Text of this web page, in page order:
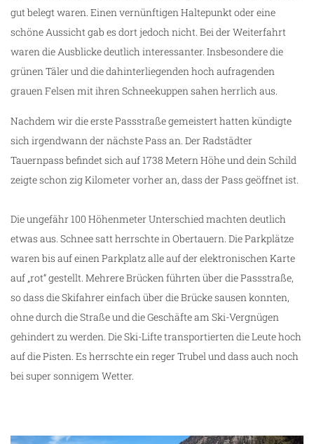
gut belegt waren. Einen vernünftigen Haltepunkt oder eine
schöne Aussicht gab es dort jedoch nicht. Bei der Weiterfahrt
waren die Ausblicke deutlich interessanter. Insbesondere die
grünen Täler und die dahinterliegenden hoch aufragenden
grauen Felsen mit ihren Schneekuppen sahen herrlich aus.
Nachdem wir die erste Passstraße gemeistert hatten kündigte
sich irgendwann der nächste Pass an. Der Radstädter
Tauernpass befindet sich auf 1738 Metern Höhe und dein Schild
zeigte schon zig Kilometer vorher an, dass der Pass geöffnet ist.
Die ungefähr 100 Höhenmeter Unterschied machten deutlich
etwas aus. Schnee satt herrschte in Obertauern. Die Parkplätze
waren bis auf einen Parkplatz alle auf der elektronischen Karte
auf „rot“ gestellt. Mehrere Brücken führten über die Passstraße,
so dass die Skifahrer einfach über die Brücke sausen konnten,
ohne durch die Straße und die Geschäfte am Ski-Vergnügen
gehindert zu werden. Die Ski-Lifte transportierten die Leute hoch
auf die Pisten. Es herrschte ein reger Trubel und dass auch noch
bei super sonnigem Wetter.